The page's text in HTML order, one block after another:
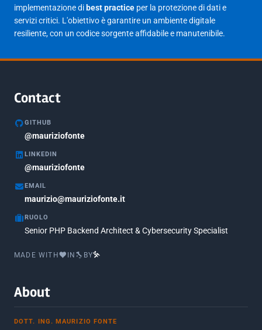
Giugno 2023
Maggio 2023
Agosto 2020
Marzo 2018
Febbraio 2018
Marzo 2017
Luglio 2016
Febbraio 2016
Giugno 2012
implementazione di best practice per la protezione di dati e
servizi critici. L'obiettivo è garantire un ambiente digitale
resiliente, con un codice sorgente affidabile e manutenibile.
Contact
GITHUB
@mauriziofonte
LINKEDIN
@mauriziofonte
EMAIL
maurizio@mauriziofonte.it
RUOLO
Senior PHP Backend Architect & Cybersecurity Specialist
MADE WITH IN BY
About
DOTT. ING. MAURIZIO FONTE